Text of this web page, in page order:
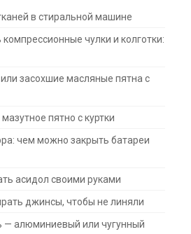
в стиральной машине
компрессионные чулки и колготки:
засохшие масляные пятна с
пятно с куртки
чем можно закрыть батареи
асидол своими руками
джинсы, чтобы не линяли
— алюминиевый или чугунный